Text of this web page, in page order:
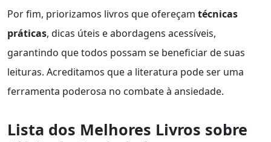
Por fim, priorizamos livros que ofereçam técnicas
práticas, dicas úteis e abordagens acessíveis,
garantindo que todos possam se beneficiar de suas
leituras. Acreditamos que a literatura pode ser uma
ferramenta poderosa no combate à ansiedade.
Lista dos Melhores Livros sobre